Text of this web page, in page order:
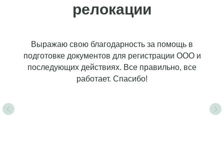
релокации
Выражаю свою благодарность за помощь в
подготовке документов для регистрации ООО и
последующих действиях. Все правильно, все
работает. Спасибо!